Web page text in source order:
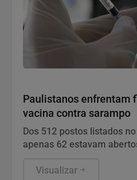
Paulistanos enfrentam
vacina contra sarampo
Dos 512 postos listados
apenas 62 estavam
segunda a sexta-feira.
Visualizar